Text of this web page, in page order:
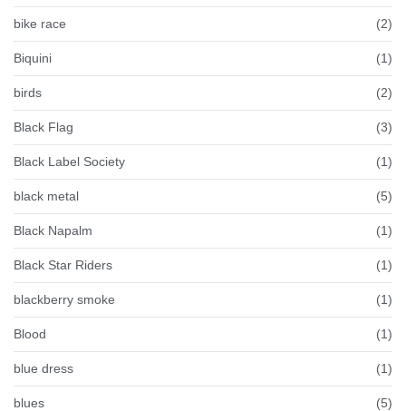
bike race (2)
Biquini (1)
birds (2)
Black Flag (3)
Black Label Society (1)
black metal (5)
Black Napalm (1)
Black Star Riders (1)
blackberry smoke (1)
Blood (1)
blue dress (1)
blues (5)